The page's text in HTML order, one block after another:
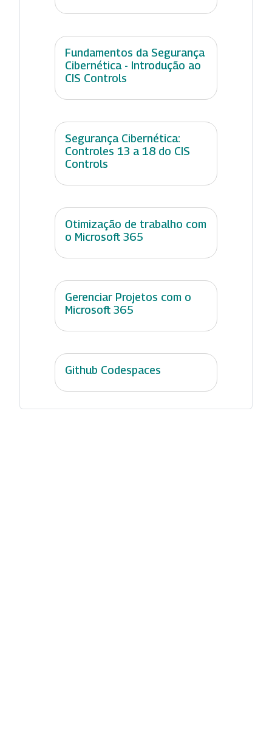
Fundamentos da Segurança
Cibernética - Introdução ao
CIS Controls
Segurança Cibernética:
Controles 13 a 18 do CIS
Controls
Otimização de trabalho com
o Microsoft 365
Gerenciar Projetos com o
Microsoft 365
Github Codespaces